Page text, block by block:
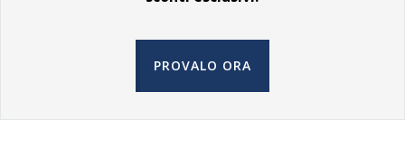
PROVALO ORA